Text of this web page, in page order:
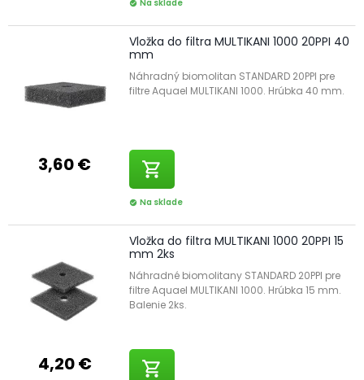
check_circle Na sklade
3,60 €
Vložka do filtra MULTIKANI 1000 20PPI 40
mm
Náhradný biomolitan STANDARD 20PPI pre
filtre Aquael MULTIKANI 1000. Hrúbka 40 mm.
shopping_cart
check_circle Na sklade
4,20 €
Vložka do filtra MULTIKANI 1000 20PPI 15
mm 2ks
Náhradné biomolitany STANDARD 20PPI pre
filtre Aquael MULTIKANI 1000. Hrúbka 15 mm.
Balenie 2ks.
shopping_cart